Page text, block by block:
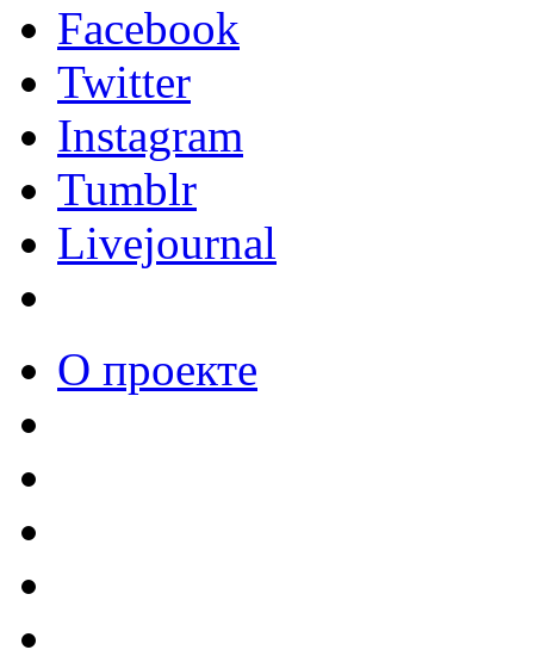
Facebook
Twitter
Instagram
Tumblr
Livejournal
О проекте